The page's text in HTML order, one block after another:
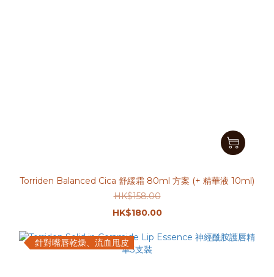
Torriden Balanced Cica 舒緩霜 80ml 方案 (+ 精華液 10ml)
HK$158.00
HK$180.00
針對嘴唇乾燥、流血甩皮